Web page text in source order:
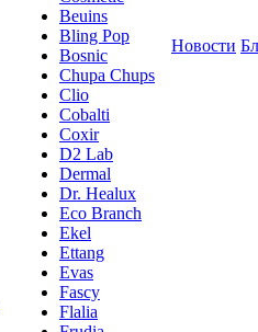
Beuins
Bling Pop
Bosnic
Chupa Chups
Clio
Cobalti
Coxir
D2 Lab
Dermal
Dr. Healux
Eco Branch
Ekel
Ettang
Evas
Fascy
Flalia
Новости